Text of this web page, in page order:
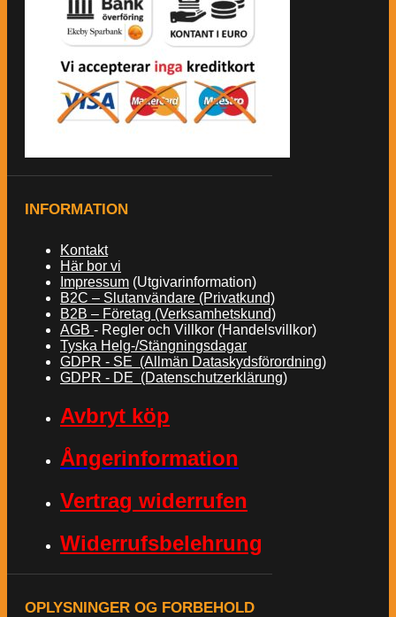
INFORMATION
Kontakt
Här bor vi
Impressum (Utgivarinformation)
B2C – Slutanvändare (Privatkund)
B2B – Företag (Verksamhetskund)
AGB - Regler och Villkor (Handelsvillkor)
Tyska Helg-/Stängningsdagar
GDPR - SE (Allmän Dataskydsförordning)
GDPR - DE (Datenschutzerklärung)
Avbryt köp
Ångerinformation
Vertrag widerrufen
Widerrufsbelehrung
OPLYSNINGER OG FORBEHOLD